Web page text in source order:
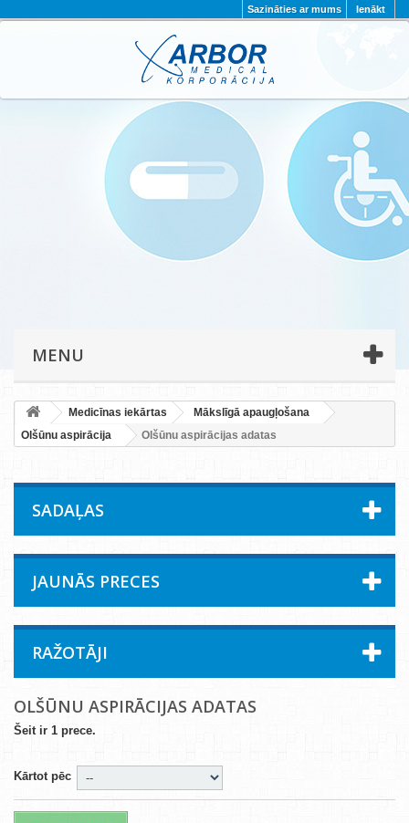
Ienākt
Sazināties ar mums
PAR MUMS PROJEKTI
KONTAKTI
PRIVĀTUMA POLITIKA
MENU
Medicīnas iekārtas
Mākslīgā apaugļošana
Olšūnu aspirācija
Olšūnu aspirācijas adatas
SADAĻAS
JAUNĀS PRECES
RAŽOTĀJI
OLŠŪNU ASPIRĀCIJAS ADATAS
Šeit ir 1 prece.
Kārtot pēc